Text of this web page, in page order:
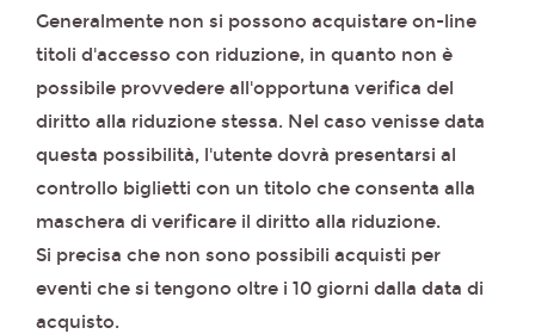
Generalmente non si possono acquistare on-line
titoli d'accesso con riduzione, in quanto non è
possibile provvedere all'opportuna verifica del
diritto alla riduzione stessa. Nel caso venisse data
questa possibilità, l'utente dovrà presentarsi al
controllo biglietti con un titolo che consenta alla
maschera di verificare il diritto alla riduzione.
Si precisa che non sono possibili acquisti per
eventi che si tengono oltre i 10 giorni dalla data di
acquisto.